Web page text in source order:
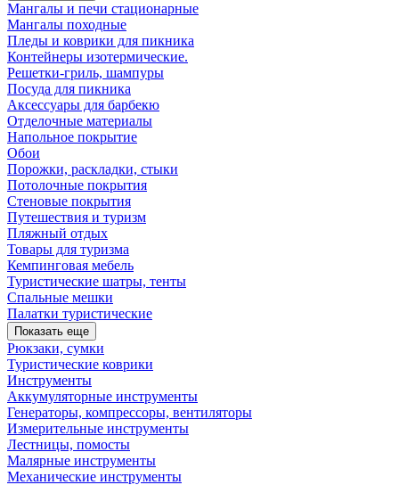
Мангалы и печи стационарные
Мангалы походные
Пледы и коврики для пикника
Контейнеры изотермические.
Решетки-гриль, шампуры
Посуда для пикника
Аксессуары для барбекю
Отделочные материалы
Напольное покрытие
Обои
Порожки, раскладки, стыки
Потолочные покрытия
Стеновые покрытия
Путешествия и туризм
Пляжный отдых
Товары для туризма
Кемпинговая мебель
Туристические шатры, тенты
Спальные мешки
Палатки туристические
Показать еще
Рюкзаки, сумки
Туристические коврики
Инструменты
Аккумуляторные инструменты
Генераторы, компрессоры, вентиляторы
Измерительные инструменты
Лестницы, помосты
Малярные инструменты
Механические инструменты